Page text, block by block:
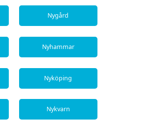
Nygård
Nyhammar
Nyköping
Nykvarn